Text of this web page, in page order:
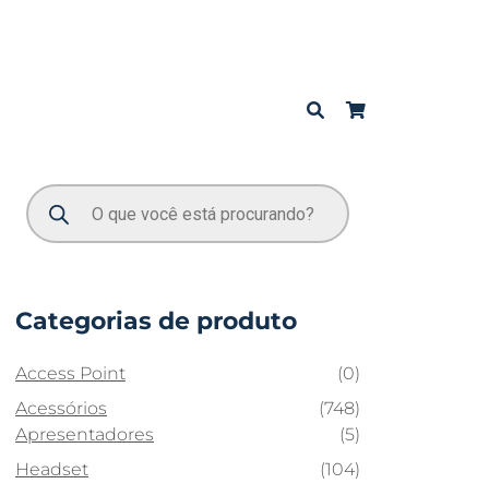
Categorias de produto
Access Point
(0)
Acessórios
(748)
Apresentadores
(5)
Headset
(104)